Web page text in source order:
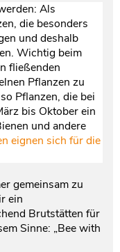
Als
die besonders
und deshalb
Wichtig beim
fließenden
Pflanzen zu
Pflanzen, die bei
bis Oktober ein
und andere
eignen sich für die
gemeinsam zu
ein
Brutstätten für
Sinne: „Bee with